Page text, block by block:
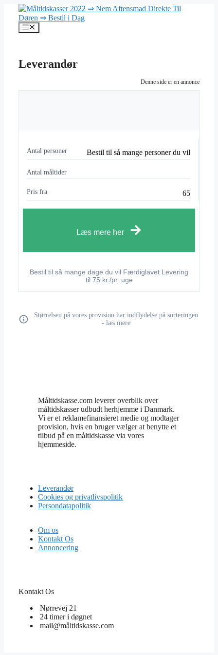
indhold
Menu
Leverandør
Denne side er en annonce
Antal personer Bestil til så mange personer du vil
Antal måltider
Pris fra 65
Læs mere her
Bestil til så mange dage du vil Færdiglavet Levering
til 75 kr./pr. uge
Størrelsen på vores provision har indflydelse på sorteringen
- læs mere
Måltidskasse.com leverer overblik over
måltidskasser udbudt herhjemme i Danmark.
Vi er et reklamefinansieret medie og modtager
provision, hvis en bruger vælger at benytte et
tilbud på en måltidskasse via vores
hjemmeside.
Leverandør
Cookies og privatlivspolitik
Persondatapolitik
Om os
Kontakt Os
Annoncering
Kontakt Os
Nørrevej 21
24 timer i døgnet
mail@måltidskasse.com